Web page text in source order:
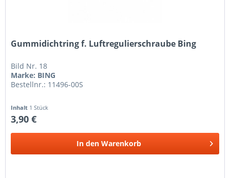
Gummidichtring f. Luftregulierschraube Bing
Bild Nr. 18
Marke: BING
Bestellnr.: 11496-00S
Inhalt 1 Stück
3,90 €
In den Warenkorb